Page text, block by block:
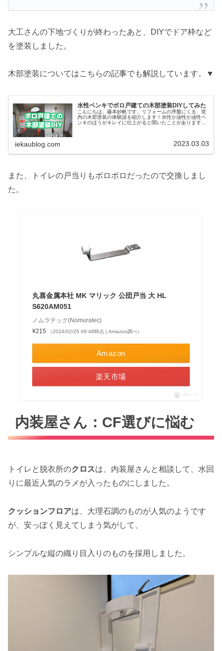
大工さんの下地づくりが終わったあと、DIYでドア枠など
を塗装しました。
木部塗装についてはこちらの記事でも解説しています。▼
水性ペンキでボロ戸建ての木部塗装DIYしてみた
こんにちは。藤本紗帆です。リフォームの序盤にくる、室
内の木部塗装の体験談を紹介します！水性か油性か油性ペ
ンキのほうがキレイに仕上がると聞いたことがあります
iekaublog.com 2023.03.03
また、トイレの戸当りもボロボロだったので交換しまし
た。
丸喜金属本社 MK マリック 公団戸当 大 HL
S620AM051
ノムラテック(Nomuratec)
¥215
（2024/02/25 08:48時点 | Amazon調べ）
Amazon
楽天市場
ポチップ
内装屋さん：CF選びに悩む
トイレと脱衣所のクロスは、内装屋さんと相談して、水回
りに最近人気のラメが入ったものにしました。
クッションフロアは、大理石調のものが人気のようです
が、安っぽく見えてしまう気がして、
シンプルな縦の織り目入りのものを採用しました。